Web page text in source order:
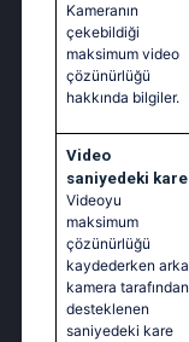
Kameranın
çekebildiği
maksimum video
çözünürlüğü
hakkında bilgiler.
Video
saniyedeki kare
Videoyu
maksimum
çözünürlüğü
kaydederken arka
kamera tarafından
desteklenen
saniyedeki kare